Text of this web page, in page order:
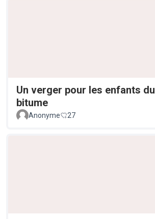
Un verger pour les enfants du
bitume
Anonyme 27